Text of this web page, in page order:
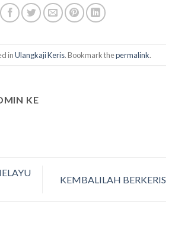
inUlangkaji Keris. Bookmark thepermalink.
KE
KEMBALILAH BERKERIS